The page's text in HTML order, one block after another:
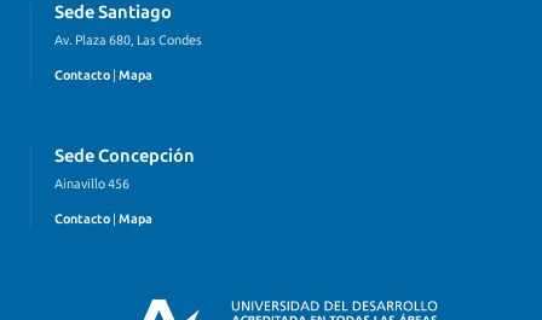
Sede Santiago
Av. Plaza 680, Las Condes
Contacto | Mapa
Sede Concepción
Ainavillo 456
Contacto | Mapa